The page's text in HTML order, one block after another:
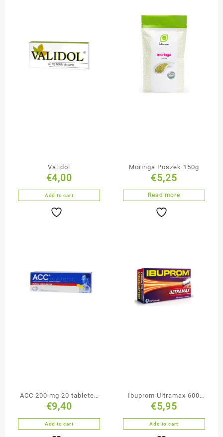
Validol
€4,00
Add to cart
Moringa Poszek 150g
€5,25
Read more
ACC 200 mg 20 tabletek
musujących
€9,40
Add to cart
Ibuprom Ultramax 600
mg 10 tabletek
powlekanych
€5,95
Add to cart